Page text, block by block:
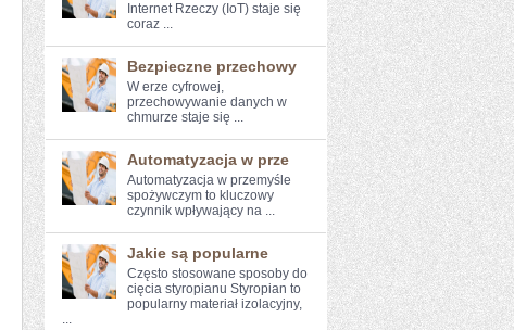
Internet Rzeczy (IoT) ⁤staje się
⁤coraz ...
Bezpieczne przechowy
W erze cyfrowej,⁢
przechowywanie‍ danych w
chmurze staje się ...
Automatyzacja w prze
Automatyzacja w przemyśle
spożywczym to kluczowy⁤
czynnik wpływający na ...
Jakie są popularne
Często stosowane sposoby do
cięcia styropianu Styropian to
popularny materiał izolacyjny,
...